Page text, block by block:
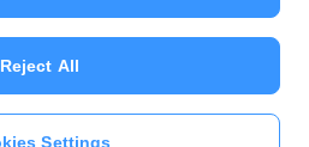
Corporation
Settings
Reject All